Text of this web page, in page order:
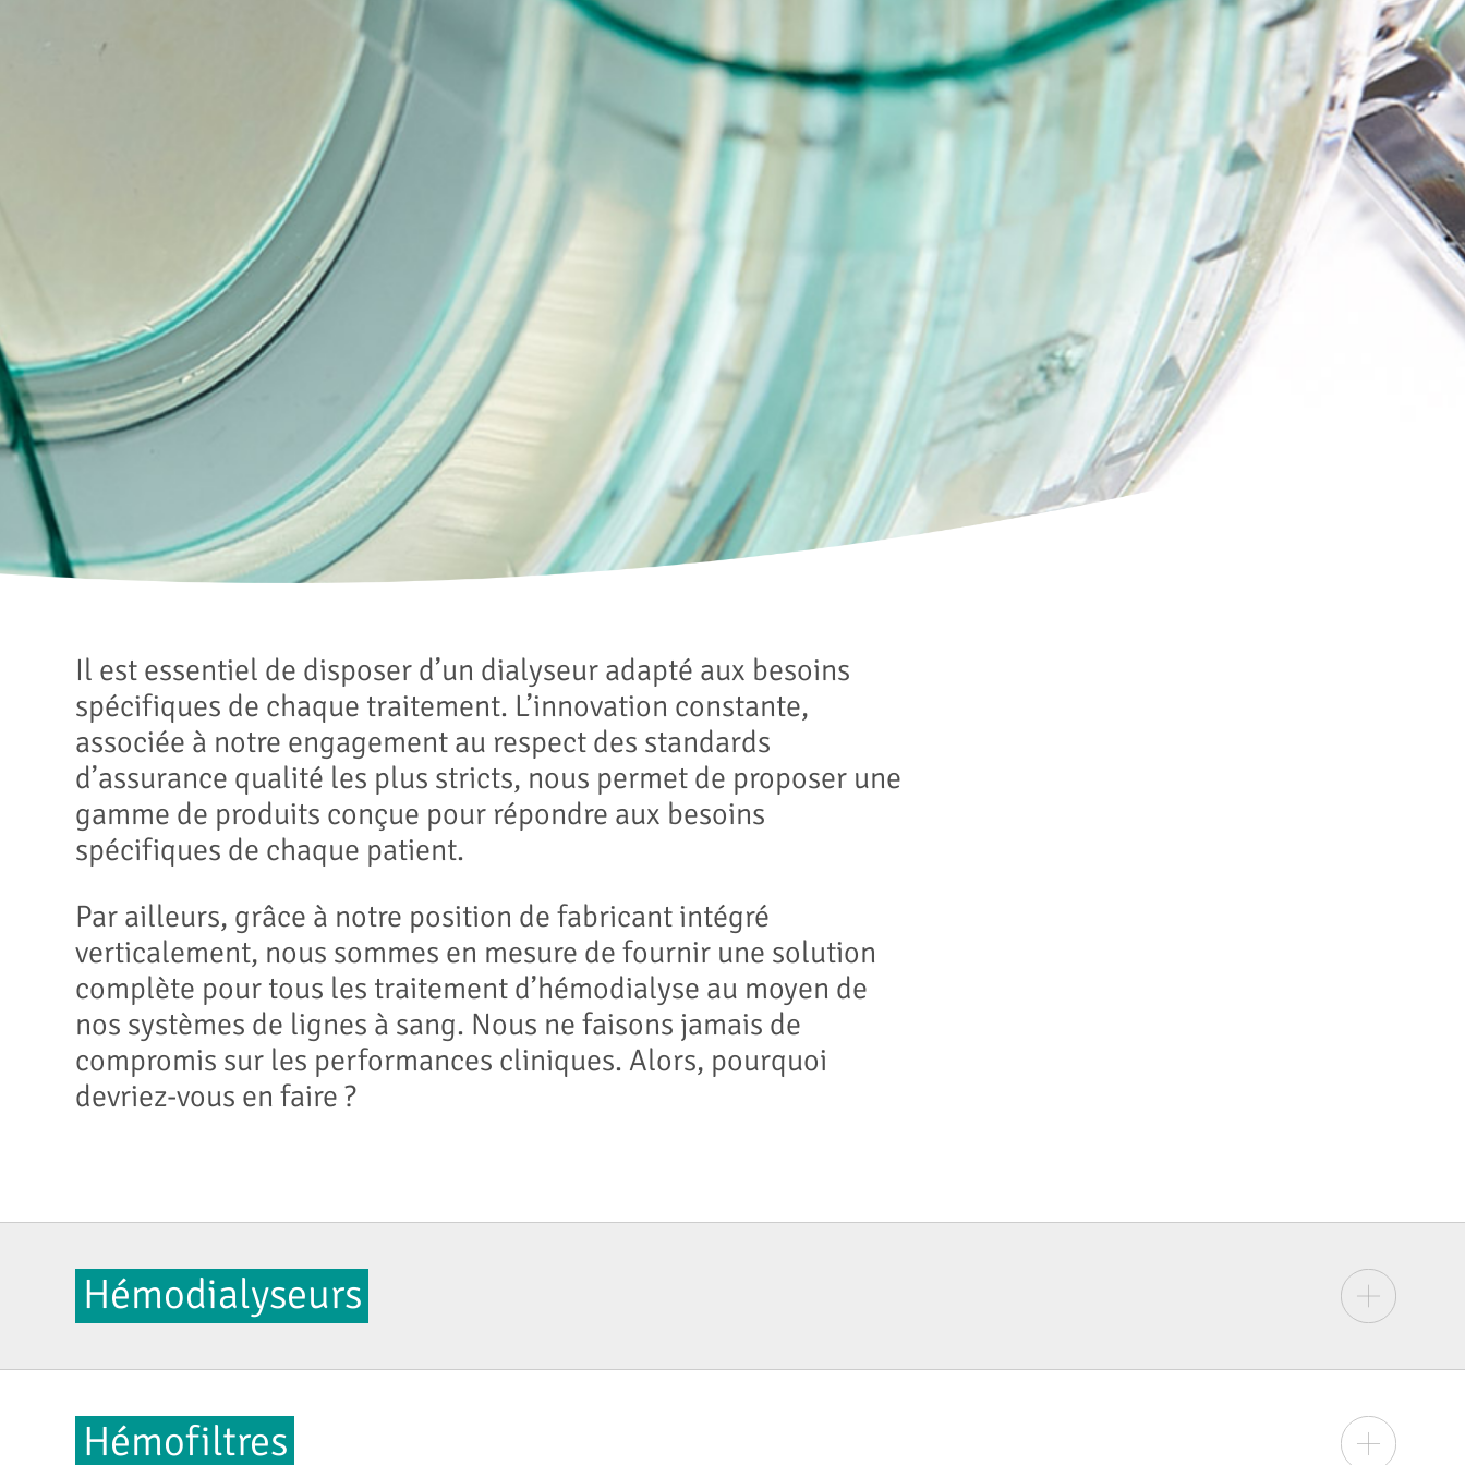
Il est essentiel de disposer d’un dialyseur adapté aux besoins
spécifiques de chaque traitement. L’innovation constante,
associée à notre engagement au respect des standards
d’assurance qualité les plus stricts, nous permet de proposer une
gamme de produits conçue pour répondre aux besoins
spécifiques de chaque patient.
Par ailleurs, grâce à notre position de fabricant intégré
verticalement, nous sommes en mesure de fournir une solution
complète pour tous les traitement d’hémodialyse au moyen de
nos systèmes de lignes à sang. Nous ne faisons jamais de
compromis sur les performances cliniques. Alors, pourquoi
devriez-vous en faire ?
Hémodialyseurs
Hémofiltres